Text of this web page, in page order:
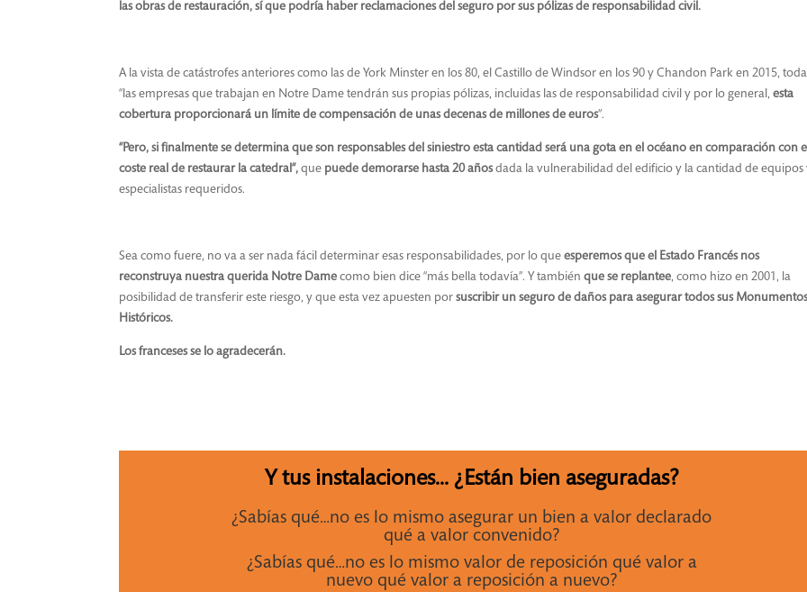
las obras de restauración, sí que podría haber reclamaciones del seguro por sus pólizas de responsabilidad civil.
A la vista de catástrofes anteriores como las de York Minster en los 80, el Castillo de Windsor en los 90 y Chandon Park en 2015,
“las empresas que trabajan en Notre Dame tendrán sus propias pólizas, incluidas las de responsabilidad civil y por lo general, esta
cobertura proporcionará un límite de compensación de unas decenas de millones de euros”.
“Pero, si finalmente se determina que son responsables del siniestro esta cantidad será una gota en el océano en comparación con
coste real de restaurar la catedral”, que puede demorarse hasta 20 añosdada la vulnerabilidad del edificio y la cantidad de equipos
especialistas requeridos.
Sea como fuere, no va a ser nada fácil determinar esas responsabilidades, por lo que esperemos que el Estado Francés nos
reconstruya nuestra querida Notre Dame como bien dice “más bella todavía”. Y también que se replantee, como hizo en 2001, la
posibilidad de transferir este riesgo, y que esta vez apuesten por suscribir un seguro de daños para asegurar todos sus Monumentos
Históricos.
Los franceses se lo agradecerán.
Y tus instalaciones... ¿Están bien aseguradas?
¿Sabías qué…no es lo mismo asegurar un bien a valor declarado
qué a valor convenido?
¿Sabías qué…no es lo mismo valor de reposición qué valor a
nuevo qué valor a reposición a nuevo?